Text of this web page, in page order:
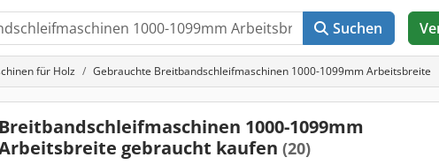
Suchen
für Holz Gebrauchte Breitbandschleifmaschinen 1000-1099mm Arbeitsbreite
Breitbandschleifmaschinen 1000-1099mm
gebraucht kaufen (20)